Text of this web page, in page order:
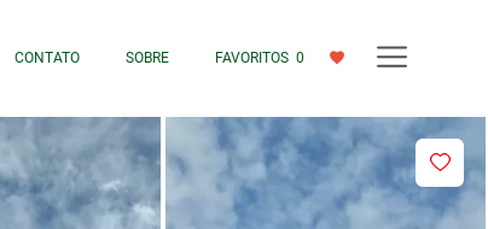
CONTATO SOBRE FAVORITOS 0